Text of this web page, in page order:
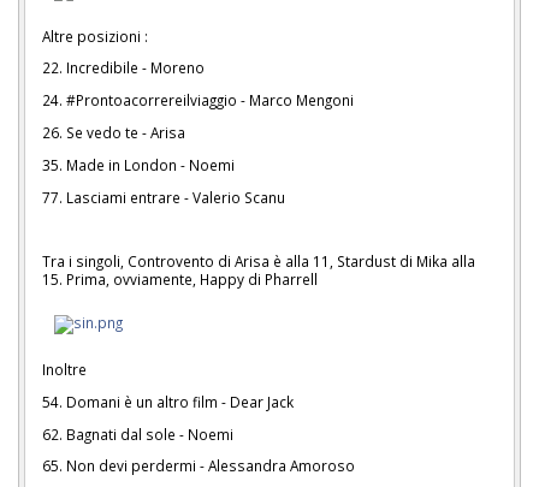
Altre posizioni :
22. Incredibile - Moreno
24. #Prontoacorrereilviaggio - Marco Mengoni
26. Se vedo te - Arisa
35. Made in London - Noemi
77. Lasciami entrare - Valerio Scanu
Tra i singoli, Controvento di Arisa è alla 11, Stardust di Mika alla
15. Prima, ovviamente, Happy di Pharrell
Inoltre
54. Domani è un altro film - Dear Jack
62. Bagnati dal sole - Noemi
65. Non devi perdermi - Alessandra Amoroso